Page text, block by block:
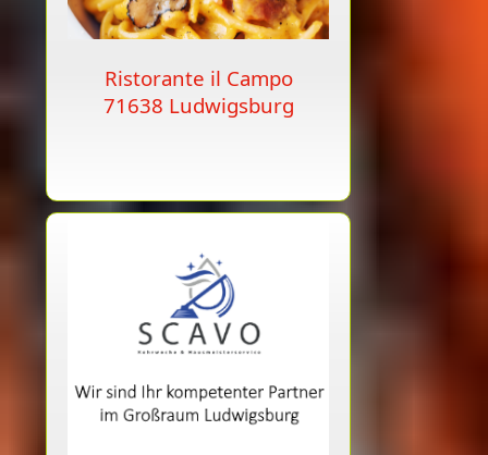
Ristorante il Campo
71638 Ludwigsburg